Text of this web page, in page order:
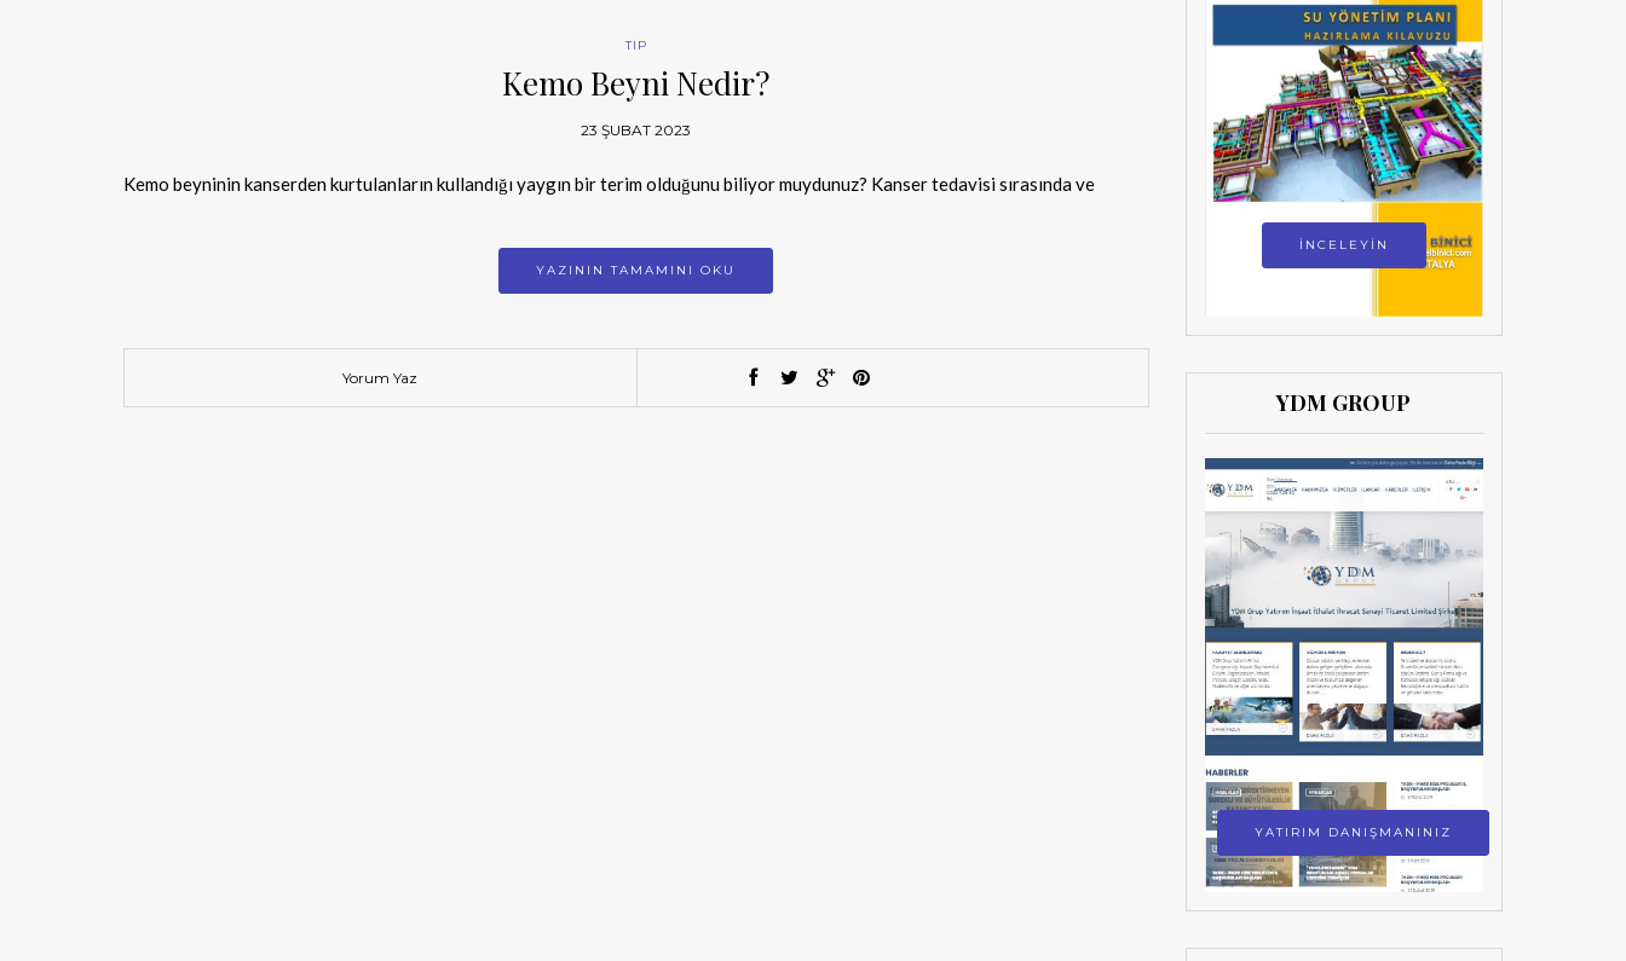
TIP
Kemo Beyni Nedir?
23 ŞUBAT 2023
Kemo beyninin kanserden kurtulanların kullandığı yaygın bir terim olduğunu biliyor muydunuz? Kanser tedavisi sırasında ve
YAZININ TAMAMINI OKU
Yorum Yaz
İNCELEYİN
YDM GROUP
YATIRIM DANIŞMANINIZ